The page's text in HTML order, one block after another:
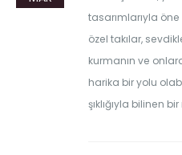
tasarımlarıyla
özel takılar,
kurmanın ve
harika bir yolu
şıklığıyla bilinen